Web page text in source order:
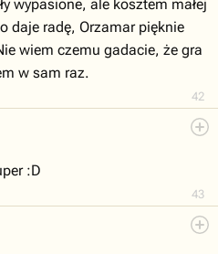
42
wypasione, ale kosztem małej
daje radę, Orzamar pięknie
wiem czemu gadacie, że gra
w sam raz.
43
:D